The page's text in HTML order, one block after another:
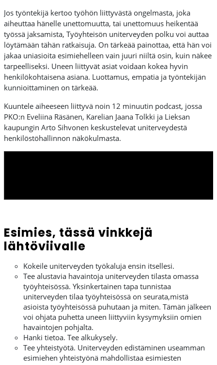
Jos työntekijä kertoo työhön liittyvästä ongelmasta, joka
aiheuttaa hänelle unettomuutta, tai unettomuus heikentää
työssä jaksamista, Työyhteisön uniterveyden polku voi auttaa
löytämään tähän ratkaisuja. On tärkeää painottaa, että hän voi
jakaa uniasioita esimiehelleen vain juuri niiltä osin, kuin näkee
tarpeelliseksi. Uneen liittyvät asiat voidaan kokea hyvin
henkilökohtaisena asiana. Luottamus, empatia ja työntekijän
kunnioittaminen on tärkeää.
Kuuntele aiheeseen liittyvä noin 12 minuutin podcast, jossa
PKO:n Eveliina Räsänen, Karelian Jaana Tolkki ja Lieksan
kaupungin Arto Sihvonen keskustelevat uniterveydestä
henkilöstöhallinnon näkökulmasta.
Esimies, tässä vinkkejä
lähtöviivalle
Kokeile uniterveyden työkaluja ensin itsellesi.
Tee alustavia havaintoja uniterveyden tilasta omassa
työyhteisössä. Yksinkertainen tapa tunnistaa
uniterveyden tilaa työyhteisössä on seurata,mistä
asioista työyhteisössä puhutaan ja miten. Tämän jälkeen
voi ohjata puhetta uneen liittyviin kysymyksiin omien
havaintojen pohjalta.
Hanki tietoa. Tee alkukysely.
Tee yhteistyötä. Uniterveyden edistäminen useamman
esimiehen yhteistyönä mahdollistaa esimiesten